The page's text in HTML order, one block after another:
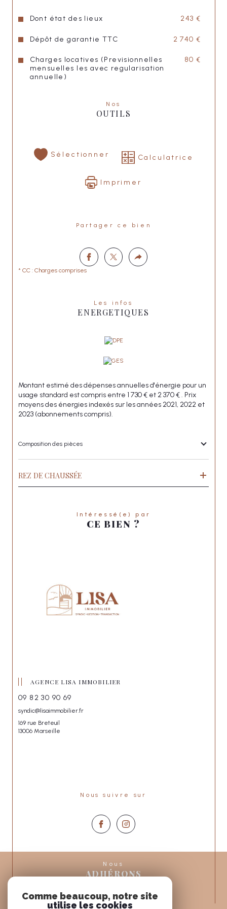
Loyer hors charges : 1370,00 €
Charges : 80,00 €
Caution : 2740,00 €
Dont état des lieux 243 €
Dépôt de garantie TTC 2 740 €
Charges locatives (Previsionnelles
mensuelles les avec regularisation
annuelle)
80 €
Nos
OUTILS
Sélectionner Calculatrice
Imprimer
Partager ce bien
* CC : Charges comprises
Les infos
ENERGETIQUES
Montant estimé des dépenses annuelles d'énergie pour un
usage standard est compris entre 1 730 € et 2 370 € . Prix
moyens des énergies indexés sur les années 2021, 2022 et
2023 (abonnements compris).
Composition des pièces
REZ DE CHAUSSÉE
Intéressé(e) par
CE BIEN ?
AGENCE LISA IMMOBILIER
09 82 30 90 69
syndic@lisaimmobilier.fr
169 rue Breteuil
13006 Marseille
Nous suivre sur
Nous
ADHÉRONS
Comme beaucoup, notre site
utilise les cookies